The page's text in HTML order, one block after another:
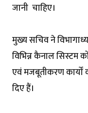
जानी चाहिए।
मुख्य सचिव ने
विभिन्न कैनाल सिस्टम
एवं मजबूतीकरण कार्यों
दिए हैं।